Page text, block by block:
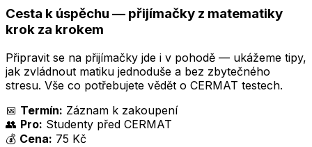
Cesta k úspěchu — přijímačky z matematiky
krok za krokem
Připravit se na přijímačky jde i v pohodě — ukážeme tipy,
jak zvládnout matiku jednoduše a bez zbytečného
stresu. Vše co potřebujete vědět o CERMAT testech.
📅 Termín: Záznam k zakoupení
👥 Pro: Studenty před CERMAT
💰 Cena: 75 Kč